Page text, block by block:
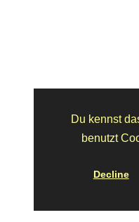
Du kennst
benutzt
Decline